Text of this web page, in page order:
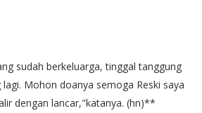
sudah berkeluarga, tinggal tanggung
Mohon doanya semoga Reski saya
dengan lancar,"katanya. (hn)**